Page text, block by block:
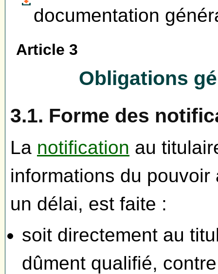
documentation
Article 3
Obligations
3.1. Forme des
La notification au
informations du
un délai, est faite :
soit directement au
dûment qualifié,